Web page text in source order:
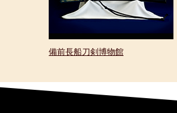
備前長船刀剣博物館